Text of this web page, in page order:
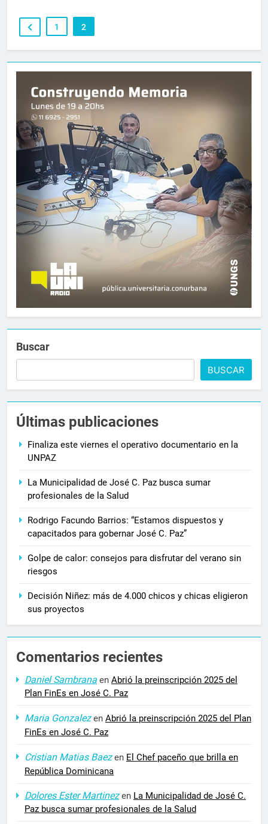
1 2
Buscar
BUSCAR
Últimas publicaciones
Finaliza este viernes el operativo documentario en la
UNPAZ
La Municipalidad de José C. Paz busca sumar
profesionales de la Salud
Rodrigo Facundo Barrios: “Estamos dispuestos y
capacitados para gobernar José C. Paz”
Golpe de calor: consejos para disfrutar del verano sin
riesgos
Decisión Niñez: más de 4.000 chicos y chicas eligieron
sus proyectos
Comentarios recientes
Daniel Sambrana en Abrió la preinscripción 2025 del
Plan FinEs en José C. Paz
Maria Gonzalezen Abrió la preinscripción 2025 del Plan
FinEs en José C. Paz
Cristian Matias Baezen El Chef paceño que brilla en
República Dominicana
Dolores Ester Martinezen La Municipalidad de José C.
Paz busca sumar profesionales de la Salud